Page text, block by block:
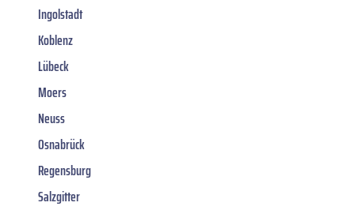
Ingolstadt
Koblenz
Lübeck
Moers
Neuss
Osnabrück
Regensburg
Salzgitter